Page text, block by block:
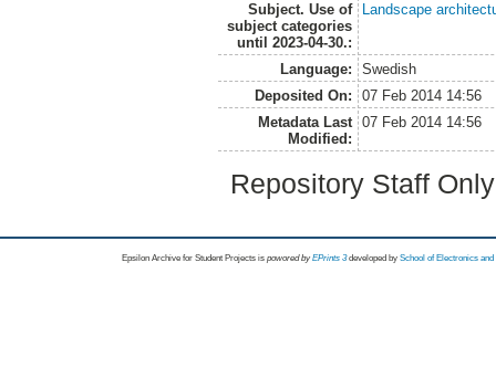
Subject. Use of
subject categories
until 2023-04-30.:
Landscape
Language:
Swedish
Deposited On:
07 Feb 2014 14:56
Metadata Last
Modified:
07 Feb 2014 14:56
Repository Staff
Epsilon Archive for Student Projects is powored byEPrints 3 developed by School of Electronics